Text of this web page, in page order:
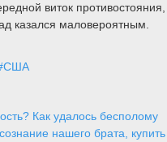
виток противостояния,
казался маловероятным.
Как удалось бесполому
нашего брата, купить